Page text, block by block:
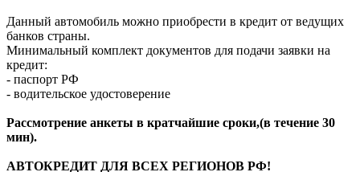
Данный автомобиль можно приобрести в кредит от ведущих
банков страны.
Минимальный комплект документов для подачи заявки на
кредит:
- паспорт РФ
- водительское удостоверение
Рассмотрение анкеты в кратчайшие сроки,(в течение 30
мин).
АВТОКРЕДИТ ДЛЯ ВСЕХ РЕГИОНОВ РФ!